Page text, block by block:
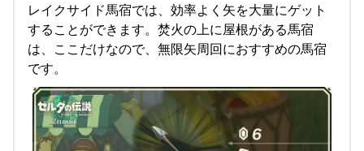
レイクサイド馬宿では、効率よく矢を大量にゲット
することができます。焚火の上に屋根がある馬宿
は、ここだけなので、無限矢周回におすすめの馬宿
です。